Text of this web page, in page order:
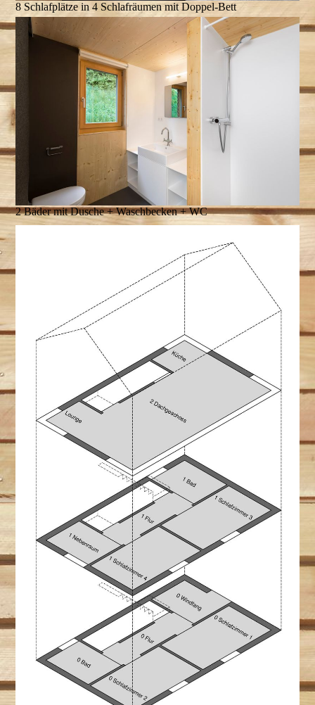
8 Schlafplätze in 4 Schlafräumen mit Doppel-Bett
2 Bäder mit Dusche + Waschbecken + WC